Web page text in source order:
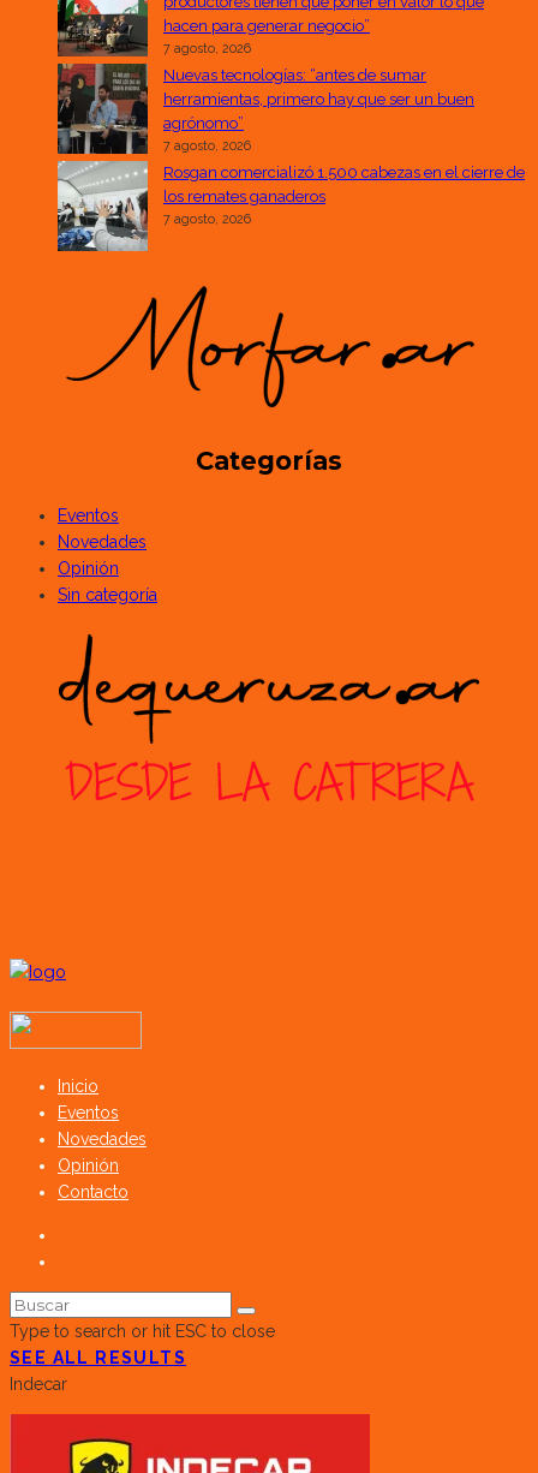
hacen para generar negocio”
7 agosto, 2026
Nuevas tecnologías: “antes de sumar
herramientas, primero hay que ser un buen
agrónomo”
7 agosto, 2026
Rosgan comercializó 1.500 cabezas en el cierre de
los remates ganaderos
7 agosto, 2026
Categorías
Eventos
Novedades
Opinión
Sin categoría
Inicio
Eventos
Novedades
Opinión
Contacto
Type to search or hit ESC to close
SEE ALL RESULTS
Indecar